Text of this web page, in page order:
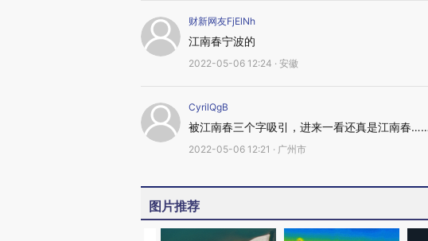
财新网友FjElNh
江南春宁波的
2022-05-06 12:24 · 安徽
CyrilQgB
被江南春三个字吸引，进来一看还真是江南春
2022-05-06 12:21 · 广州市
图片推荐